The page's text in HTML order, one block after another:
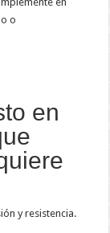
o
en
y resistencia.